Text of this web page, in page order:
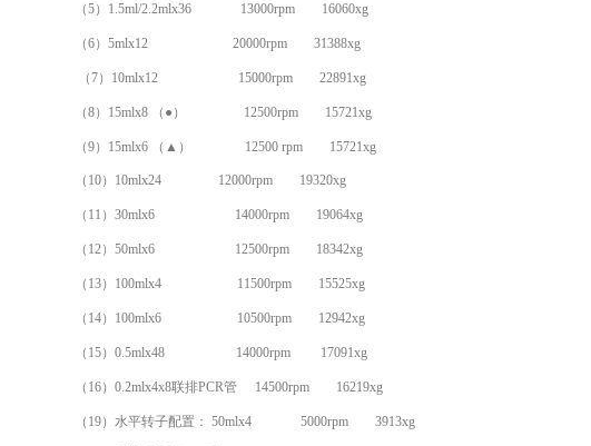
（5） 1.5ml/2.2mlx36 13000rpm 16060xg
（6）5mlx12 20000rpm31388xg
（7） 10mlx12 15000rpm22891xg
（8） 15mlx8 （●） 12500rpm 15721xg
（9） 15mlx6 （▲） 12500 rpm 15721xg
（10）10mlx24 12000rpm 19320xg
（11）30mlx6 14000rpm 19064xg
（12）50mlx6 12500rpm 18342xg
（13） 100mlx4 11500rpm 15525xg
（14） 100mlx6 10500rpm 12942xg
（15）0.5mlx48 14000rpm 17091xg
（16）0.2mlx4x8联排PCR管 14500rpm 16219xg
（ 19）水平转子配置： 50mlx4 5000rpm 3913xg